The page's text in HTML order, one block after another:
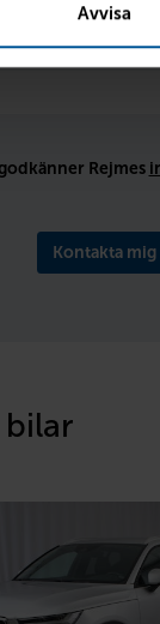
Avvisa
Rejmes
Kontakta mig